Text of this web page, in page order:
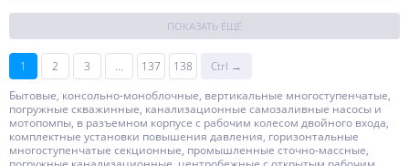
ПОКАЗАТЬ ЕЩЁ
1 2 3 ... 137 138
Ctrl →
Бытовые, консольно-моноблочные, вертикальные многоступенчатые,
погружные скважинные, канализационные самозаливные насосы и
мотопомпы, в разъемном корпусе с рабочим колесом двойного входа,
комплектные установки повышения давления, горизонтальные
многоступенчатые секционные, промышленные сточно-массные,